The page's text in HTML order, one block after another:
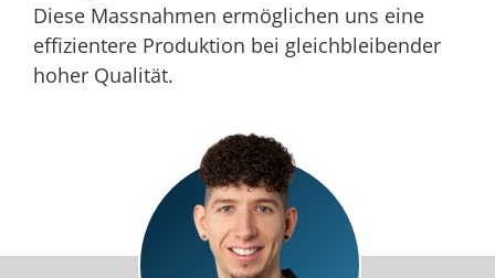
Diese Massnahmen ermöglichen uns eine
effizientere Produktion bei gleichbleibender
hoher Qualität.